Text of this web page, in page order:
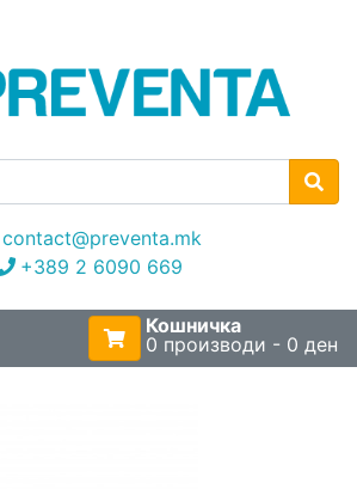
contact@preventa.mk
+389 2 6090 669
Кошничка
0 производи - 0 ден